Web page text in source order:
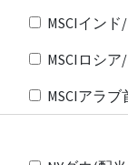
MSCIイン
MSCIロシ
MSCIアラ